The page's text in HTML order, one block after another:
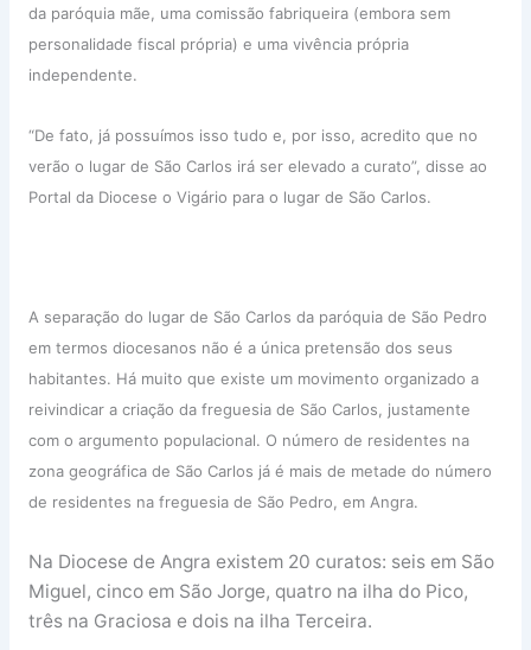
da paróquia mãe, uma comissão fabriqueira (embora sem
personalidade fiscal própria) e uma vivência própria
independente.
“De fato, já possuímos isso tudo e, por isso, acredito que no
verão o lugar de São Carlos irá ser elevado a curato”, disse ao
Portal da Diocese o Vigário para o lugar de São Carlos.
A separação do lugar de São Carlos da paróquia de São Pedro
em termos diocesanos não é a única pretensão dos seus
habitantes. Há muito que existe um movimento organizado a
reivindicar a criação da freguesia de São Carlos, justamente
com o argumento populacional. O número de residentes na
zona geográfica de São Carlos já é mais de metade do número
de residentes na freguesia de São Pedro, em Angra.
Na Diocese de Angra existem 20 curatos: seis em São
Miguel, cinco em São Jorge, quatro na ilha do Pico,
três na Graciosa e dois na ilha Terceira.